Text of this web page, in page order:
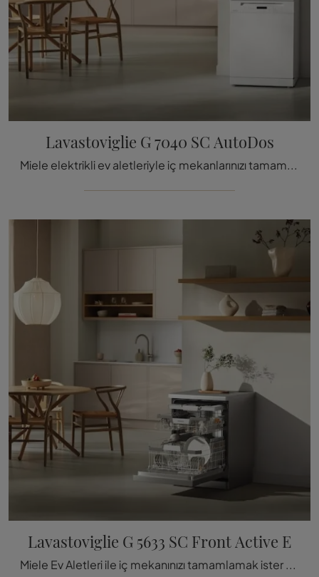
Lavastoviglie G 7040 SC AutoDos
Miele elektrikli ev aletleriyle iç mekanlarınızı tamamlamak ister misiniz? İşte Miele bulaşık makinesi modelleri arasından Lavastovig
Lavastoviglie G 5633 SC Front Active E
Miele Ev Aletleri ile iç mekanınızı tamamlamak ister misiniz? İşte Miele G 5633 SC Front Active E gibi çeşitli bulaşık makinesi modeller